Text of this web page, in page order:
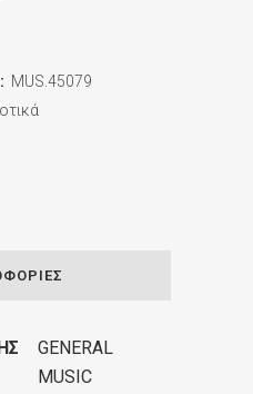
MUS.45079
GENERAL
MUSIC